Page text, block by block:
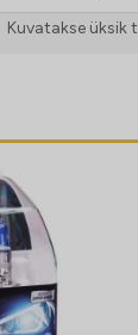
Kuvatakse üksik